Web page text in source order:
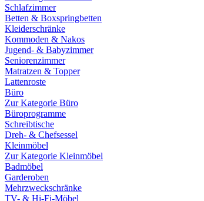
Schlafzimmer
Betten & Boxspringbetten
Kleiderschränke
Kommoden & Nakos
Jugend- & Babyzimmer
Seniorenzimmer
Matratzen & Topper
Lattenroste
Büro
Zur Kategorie Büro
Büroprogramme
Schreibtische
Dreh- & Chefsessel
Kleinmöbel
Zur Kategorie Kleinmöbel
Badmöbel
Garderoben
Mehrzweckschränke
TV- & Hi-Fi-Möbel